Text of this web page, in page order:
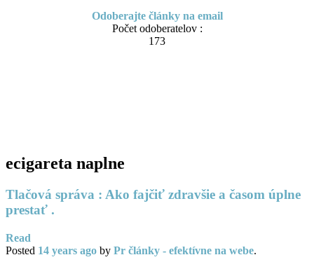
Odoberajte články na email
Počet odoberatelov :
173
ecigareta naplne
Tlačová správa : Ako fajčiť zdravšie a časom úplne
prestať .
Read
Posted 14 years ago by Pr články - efektívne na webe.